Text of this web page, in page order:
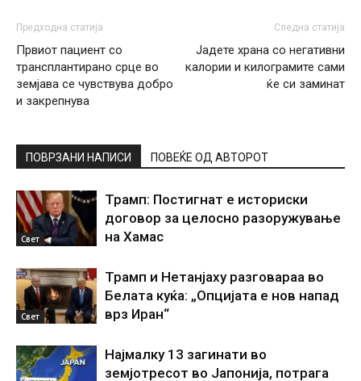
Предходна статија
Првиот пациент со
трансплантирано срце во
земјава се чувствува добро
и закрепнува
Следна статија
Јадете храна со негативни
калории и килограмите сами
ќе си заминат
ПОВРЗАНИ НАПИСИ ПОВЕЌЕ ОД АВТОРОТ
Свет
Трамп: Постигнат е историски
договор за целосно разоружување
на Хамас
Свет
Трамп и Нетанјаху разговараа во
Белата куќа: „Опцијата е нов напад
врз Иран“
Најмалку 13 загинати во
земјотресот во Јапонија, потрага